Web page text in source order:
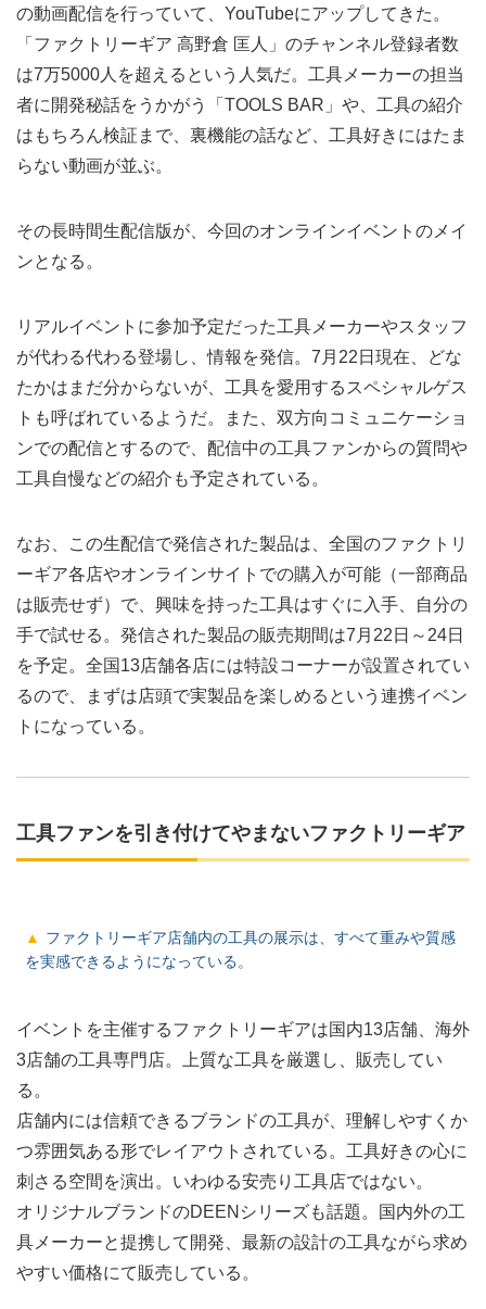
の動画配信を行っていて、YouTubeにアップしてきた。
「ファクトリーギア 高野倉 匡人」のチャンネル登録者数
は7万5000人を超えるという人気だ。工具メーカーの担当
者に開発秘話をうかがう「TOOLS BAR」や、工具の紹介
はもちろん検証まで、裏機能の話など、工具好きにはたま
らない動画が並ぶ。
その長時間生配信版が、今回のオンラインイベントのメイ
ンとなる。
リアルイベントに参加予定だった工具メーカーやスタッフ
が代わる代わる登場し、情報を発信。7月22日現在、どな
たかはまだ分からないが、工具を愛用するスペシャルゲス
トも呼ばれているようだ。また、双方向コミュニケーショ
ンでの配信とするので、配信中の工具ファンからの質問や
工具自慢などの紹介も予定されている。
なお、この生配信で発信された製品は、全国のファクトリ
ーギア各店やオンラインサイトでの購入が可能（一部商品
は販売せず）で、興味を持った工具はすぐに入手、自分の
手で試せる。発信された製品の販売期間は7月22日～24日
を予定。全国13店舗各店には特設コーナーが設置されてい
るので、まずは店頭で実製品を楽しめるという連携イベン
トになっている。
工具ファンを引き付けてやまないファクトリーギア
ファクトリーギア店舗内の工具の展示は、すべて重みや質感
を実感できるようになっている。
イベントを主催するファクトリーギアは国内13店舗、海外
3店舗の工具専門店。上質な工具を厳選し、販売してい
る。
店舗内には信頼できるブランドの工具が、理解しやすくか
つ雰囲気ある形でレイアウトされている。工具好きの心に
刺さる空間を演出。いわゆる安売り工具店ではない。
オリジナルブランドのDEENシリーズも話題。国内外の工
具メーカーと提携して開発、最新の設計の工具ながら求め
やすい価格にて販売している。